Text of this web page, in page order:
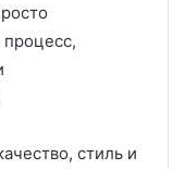
процесс,
стиль и